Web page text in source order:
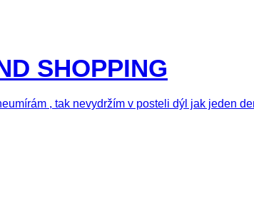
SHOPPING
, tak nevydržím v posteli dýl jak jeden